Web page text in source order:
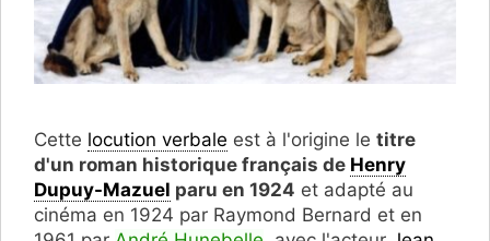
Cette locution verbale est à l'origine le titre
d'un roman historique français de Henry
Dupuy-Mazuel paru en 1924 et adapté au
cinéma en 1924 par Raymond Bernard et en